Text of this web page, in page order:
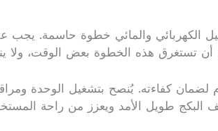
الكهربائي والمائي خطوة حاسمة.
تستغرق هذه الخطوة بعض الوقت، ولا
لضمان كفاءته. يُنصح بتشغيل الوحدة
البكج طويل الأمد ويعزز من راحة